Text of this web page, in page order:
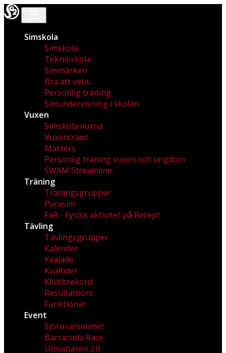
Simskola
Simskola
Teknikskola
Simmärken
Bra att veta...
Personlig träning
Simundervisning i skolan
Vuxen
Simskola vuxna
Vuxencrawl
Masters
Personlig träning vuxen och ungdom
SWAM Streamline
Träning
Träningsgrupper
Parasim
FaR - Fysisk aktivitet på Recept
Tävling
Tävlingsgrupper
Kalender
Kvalade
Kvaltider
Klubbrekord
Resultatbörs
Funktionär
Event
Sjörövarsimmet
Barracuda Race
Utmanaren 2.0